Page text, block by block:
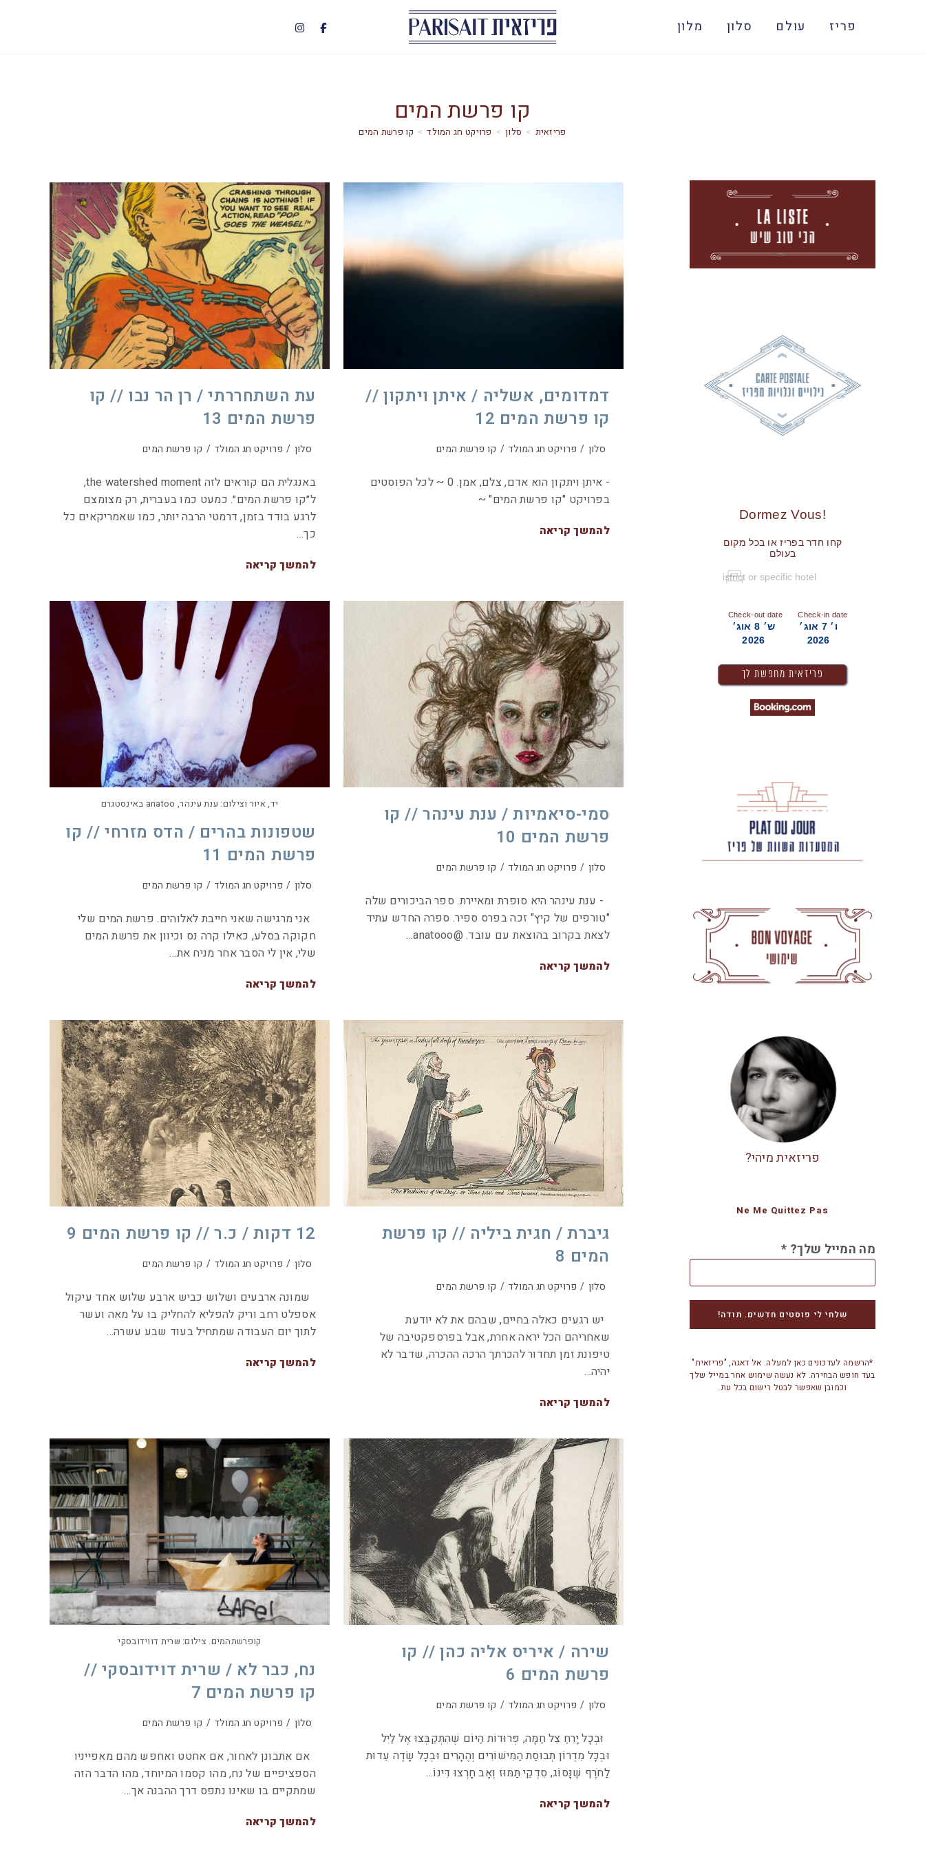
פריז עולם סלון מלון
קו פרשת המים
> סלון > פרויקט חג המולד > קו פרשת המים
עת השתחררתי / רן הר נבו // קו
פרשת המים 13
סלון / פרויקט חג המולד / קו פרשת המים
באנגלית הם קוראים לזה the watershed moment,
ל״קו פרשת המים״. כמעט כמו בעברית, רק מצומצם
לרגע בודד בזמן, דרמטי הרבה יותר, כמו שאמריקאים כל
כך…
להמשך קריאה
דמדומים, אשליה / איתן ויתקון //
קו פרשת המים 12
סלון / פרויקט חג המולד / קו פרשת המים
- איתן ויתקון הוא אדם, צלם, אמן. 0 ~ לכל הפוסטים
בפרויקט "קו פרשת המים" ~
להמשך קריאה
יד, איור וצילום: ענת עינהר, anatoo באינסטגרם
שטפונות בהרים / הדס מזרחי // קו
פרשת המים 11
סלון / פרויקט חג המולד / קו פרשת המים
אני מרגישה שאני חייבת לאלוהים. פרשת המים שלי
חקוקה בסלע, כאילו קרה נס וכיוון את פרשת המים
שלי, אין לי הסבר אחר מניח את…
להמשך קריאה
סמי-סיאמיות / ענת עינהר // קו
פרשת המים 10
סלון / פרויקט חג המולד / קו פרשת המים
- ענת עינהר היא סופרת ומאיירת. ספר הביכורים שלה
"טורפים של קיץ" זכה בפרס ספיר. ספרה החדש עתיד
לצאת בקרוב בהוצאת עם עובד. @anatooo…
להמשך קריאה
12 דקות / כ.ר // קו פרשת המים 9
סלון / פרויקט חג המולד / קו פרשת המים
שמונה ארבעים ושלוש כביש ארבע שלוש אחד עיקול
אספלט רחב וריק להפליא להחליק בו על מאה ועשר
לתוך יום העבודה שמתחיל בעוד שבע עשרה…
להמשך קריאה
גיברת / חגית ביליה // קו פרשת
המים 8
סלון / פרויקט חג המולד / קו פרשת המים
יש רגעים כאלה בחיים, שבהם את לא יודעת
שאחריהם הכל יראה אחרת, אבל בפרספקטיבה של
טיפונת זמן תחדור להכרתך הרכה ההכרה, שדבר לא
יהיה…
להמשך קריאה
קופרשתהמים. צילום: שרית דווידובסקי
נח, כבר לא / שרית דוידובסקי //
קו פרשת המים 7
סלון / פרויקט חג המולד / קו פרשת המים
אם אתבונן לאחור, אם אחטט ואחפש מהם מאפייניו
הספציפיים של נח, מהו קסמו המיוחד, מהו הדבר הזה
שמתקיים בו שאינו נתפס דרך ההבנה אך…
להמשך קריאה
שירה / איריס אליה כהן // קו
פרשת המים 6
סלון / פרויקט חג המולד / קו פרשת המים
וּבְכָל יָרֵחַ צֵל חַמָּה, פְּרוּדוֹת הַיּוֹם שֶׁהִתְקַבְּצוּ אֶל לַיִל
וּבְכָל מִדְרוֹן תְּבוּסַת הַמִּישׁוֹרִים וְהֶהָרִים וּבְכָל שָׂדֶה עֵדוּת
לַחֹרֶף שֶׁנָּסוֹג, סִדְקֵי תַּמּוּז וְאָב חָרְצוּ דִּינוֹ…
להמשך קריאה
!Dormez Vous
קחו חדר בפריז או בכל מקום
בעולם
Check-in date
ו׳ 7 אוג׳
2026
Check-out date
ש׳ 8 אוג׳
2026
פריזאית מיהי?
Ne Me Quittez Pas
מה המייל שלך? *
*הרשמה לעדכונים כאן למעלה. אל דאגה, "פריזאית"
בעד חופש הבחירה. לא נעשה שימוש אחר במייל שלך
וכמובן שאפשר לבטל רישום בכל עת.